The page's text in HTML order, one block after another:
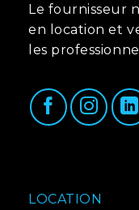
Le fournisseur
en location et
les
LOCATION